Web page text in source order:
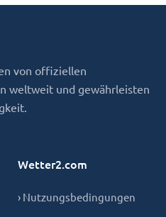
von offiziellen
weltweit und gewährleisten
Wetter2.com
› Nutzungsbedingungen